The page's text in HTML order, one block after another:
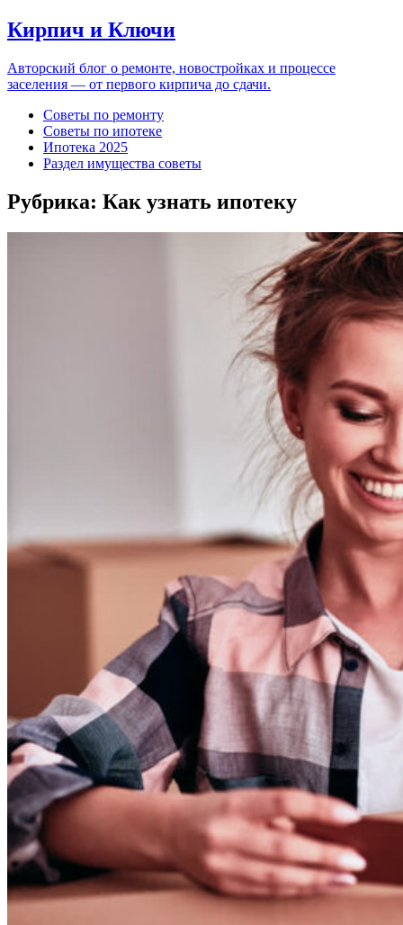
Кирпич и Ключи
Авторский блог о ремонте, новостройках и процессе
заселения — от первого кирпича до сдачи.
Советы по ремонту
Советы по ипотеке
Ипотека 2025
Раздел имущества советы
Рубрика: Как узнать ипотеку